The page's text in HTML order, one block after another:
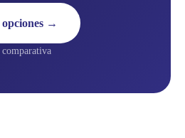
opciones →